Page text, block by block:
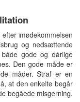
imødekommelsen
og nedsættende
gode og dårlige
Den gode måde er
måder. Straf er en
at den enkelte begår
begåede misgerning.